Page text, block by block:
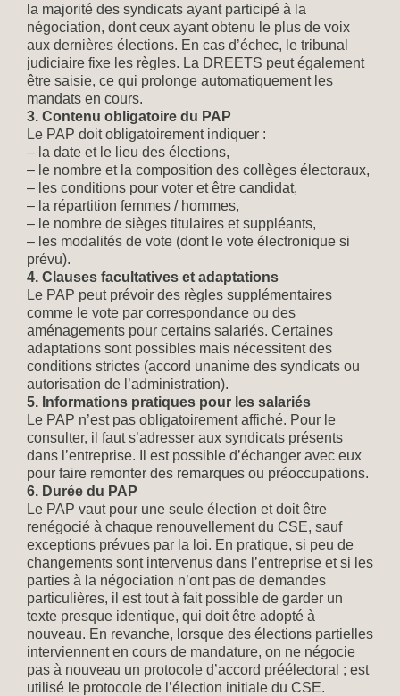
la majorité des syndicats ayant participé à la
négociation, dont ceux ayant obtenu le plus de voix
aux dernières élections. En cas d’échec, le tribunal
judiciaire fixe les règles. La DREETS peut également
être saisie, ce qui prolonge automatiquement les
mandats en cours.
3. Contenu obligatoire du PAP
Le PAP doit obligatoirement indiquer :
– la date et le lieu des élections,
– le nombre et la composition des collèges électoraux,
– les conditions pour voter et être candidat,
– la répartition femmes / hommes,
– le nombre de sièges titulaires et suppléants,
– les modalités de vote (dont le vote électronique si
prévu).
4. Clauses facultatives et adaptations
Le PAP peut prévoir des règles supplémentaires
comme le vote par correspondance ou des
aménagements pour certains salariés. Certaines
adaptations sont possibles mais nécessitent des
conditions strictes (accord unanime des syndicats ou
autorisation de l’administration).
5. Informations pratiques pour les salariés
Le PAP n’est pas obligatoirement affiché. Pour le
consulter, il faut s’adresser aux syndicats présents
dans l’entreprise. Il est possible d’échanger avec eux
pour faire remonter des remarques ou préoccupations.
6. Durée du PAP
Le PAP vaut pour une seule élection et doit être
renégocié à chaque renouvellement du CSE, sauf
exceptions prévues par la loi. En pratique, si peu de
changements sont intervenus dans l’entreprise et si les
parties à la négociation n’ont pas de demandes
particulières, il est tout à fait possible de garder un
texte presque identique, qui doit être adopté à
nouveau. En revanche, lorsque des élections partielles
interviennent en cours de mandature, on ne négocie
pas à nouveau un protocole d’accord préélectoral ; est
utilisé le protocole de l’élection initiale du CSE.